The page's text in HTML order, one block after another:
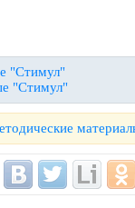
"Стимул"
"Стимул"